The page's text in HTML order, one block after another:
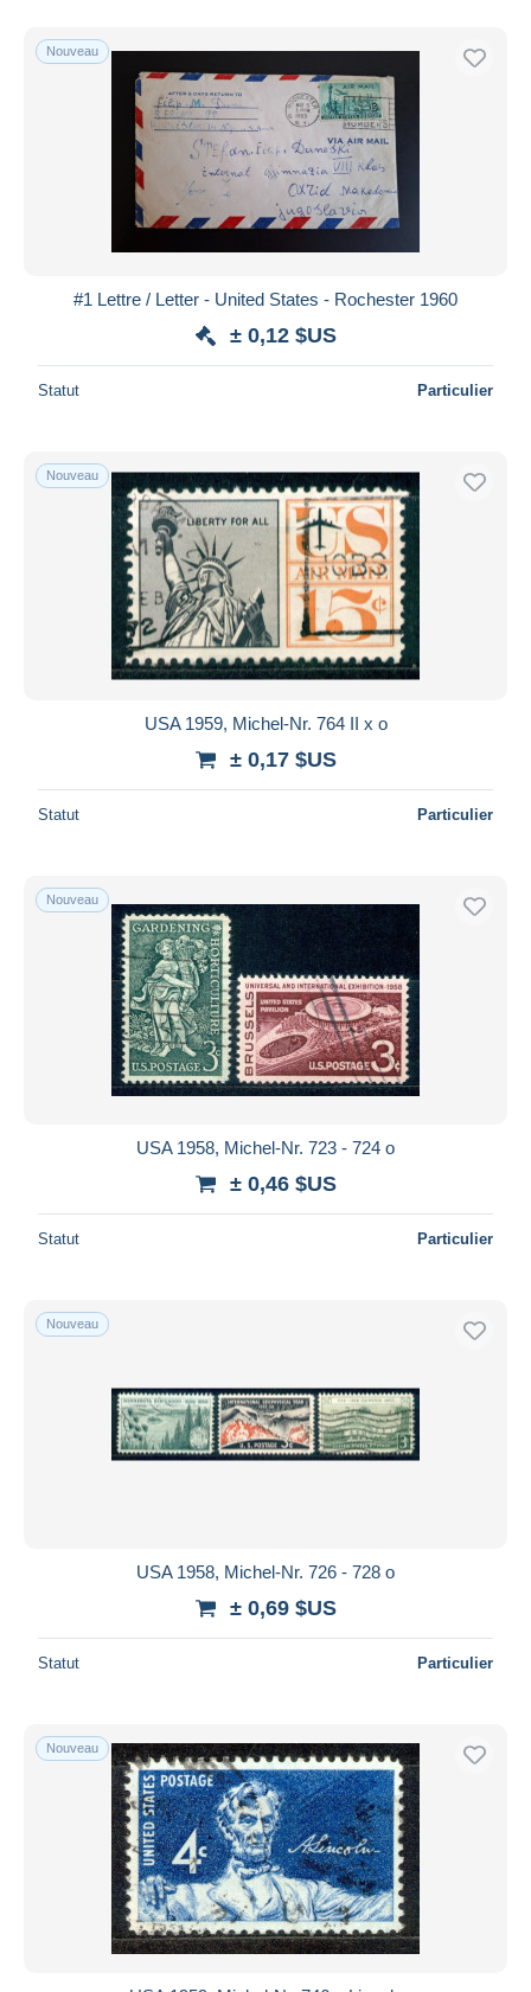
Nouveau
#1 Lettre / Letter - United States - Rochester 1960
± 0,12 $US
Statut Particulier
Nouveau
USA 1959, Michel-Nr. 764 II x o
± 0,17 $US
Statut Particulier
Nouveau
USA 1958, Michel-Nr. 723 - 724 o
± 0,46 $US
Statut Particulier
Nouveau
USA 1958, Michel-Nr. 726 - 728 o
± 0,69 $US
Statut Particulier
Nouveau